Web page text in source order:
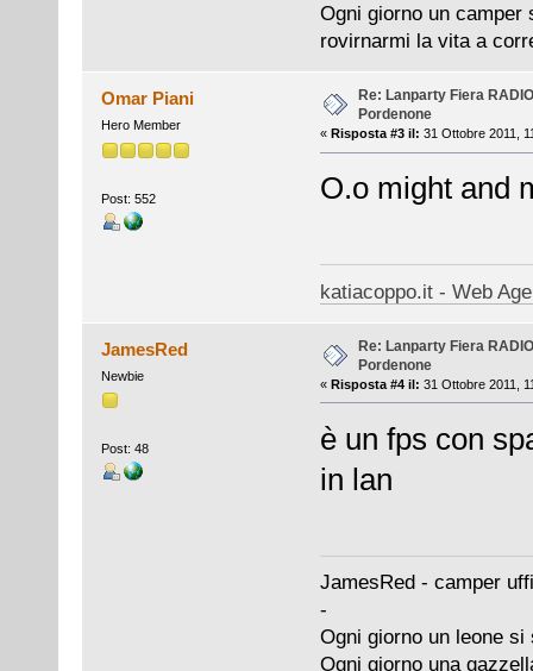
Ogni giorno un
rovirnarmi la vita a
Omar Piani
Hero Member
Post: 552
Re: Lanparty Fiera
Pordenone
« Risposta #3 il: 31 Ottobre 2011,
O.o might and
katiacoppo.it - Web
JamesRed
Newbie
Post: 48
Re: Lanparty Fiera
Pordenone
« Risposta #4 il: 31 Ottobre 2011,
è un fps con
in lan
JamesRed - camper
-
Ogni giorno un leone
Ogni giorno una